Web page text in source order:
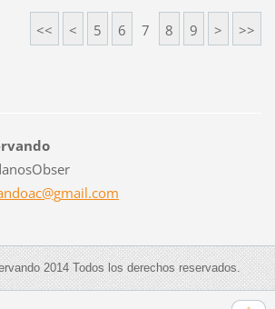
<< < 5 6 7 8 9 > >>
mail.com
2014 Todos los derechos reservados.